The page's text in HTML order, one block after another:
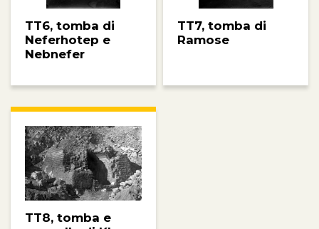
TT6, tomba di
Neferhotep e
Nebnefer
TT7, tomba di
Ramose
TT8, tomba e